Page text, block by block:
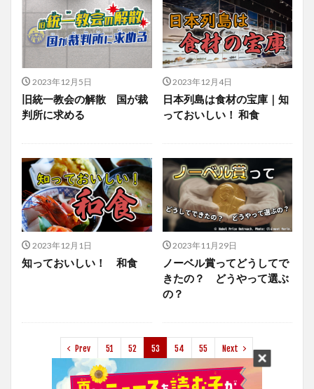
2023年12月5日
旧統一教会の解散 国が裁
判所に求める
2023年12月4日
日本列島は食材の宝庫｜知
っておいしい！ 和食
2023年12月1日
知っておいしい！ 和食
2023年11月29日
ノーベル賞ってどうしてで
きたの？ どうやって選ぶ
の？
Prev 51 52 53 54 55 Next